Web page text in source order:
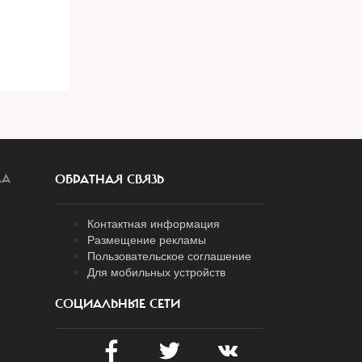
ОБРАТНАЯ СВЯЗЬ
Контактная информация
Размещение рекламы
Пользовательское соглашение
Для мобильных устройств
СОЦИАЛЬНЫЕ СЕТИ